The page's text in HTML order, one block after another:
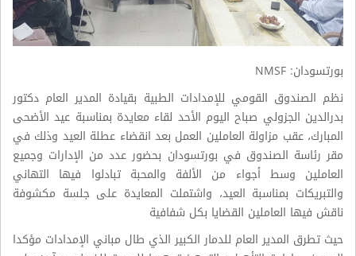
بورتسودان: NMSF
نظم الصندوق القومي للإمدادات الطبية بقيادة المدير العام دكتور
بدرالدين الجزولي صباح اليوم الأحد لقاء معايدة بمناسبة عيد الأضحى
المبارك، عقب مزاولة العاملين العمل بعد انقضاء عطلة العيد وذلك في
مقر رئاسة الصندوق في بورتسودان بحضور عدد من الإدارات وجميع
العاملين وسط أجواء من الألفة والمحبة تبادلوا فيها التهاني
والتبريكات بمناسبة العيد، واشتملت المعايدة على جلسة مكشوفة
ناقش فيها العاملين القضايا بكل شفافية
حيث تطرق المدير العام للدمار الكبير الذي طال مباني الإمدادات مؤكدا